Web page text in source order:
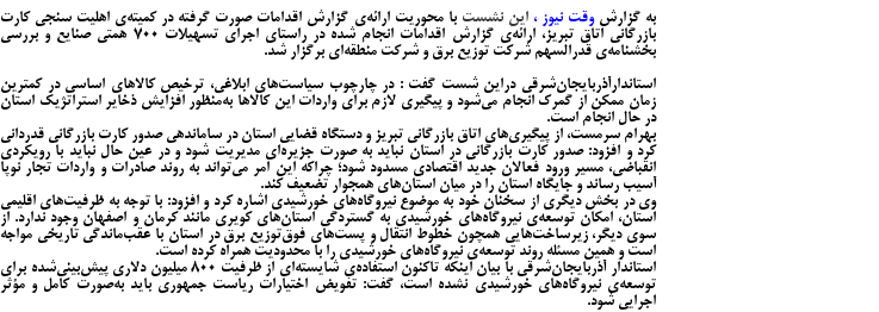
به گزارش وقت نیوز ، این نشستبا محوریت ارائه‌‌ی گزارش اقدامات صورت گرفته در کمیته‌ی اهلیت‌ سنجی کارت
بازرگانی اتاق تبریز، ارائه‌ی گزارش اقدامات انجام شده در راستای اجرای تسهیلات ۷۰۰ همتی صنایع و بررسی
بخشنامه‌ی قدرالسهم شرکت توزیع برق و شرکت منطقه‌ای برگزار شد.
استاندارآذربایجان‌شرقی دراین شست گفت : در چارچوب سیاست‌های ابلاغی، ترخیص کالاهای اساسی در کمترین
زمان ممکن از گمرک انجام می‌شود و پیگیری لازم برای واردات این کالاها به‌منظور افزایش ذخایر استراتژیک استان
در حال انجام است.
بهرام سرمست، از پیگیری‌های اتاق بازرگانی تبریز و دستگاه قضایی استان در ساماندهی صدور کارت بازرگانی قدردانی
کرد و افزود: صدور کارت بازرگانی در استان نباید به‌ صورت جزیره‌ای مدیریت شود و در عین حال نباید با رویکردی
انقباضی، مسیر ورود فعالان جدید اقتصادی مسدود شود؛ چراکه این امر می‌تواند به روند صادرات و واردات تجار نوپا
آسیب رساند و جایگاه استان را در میان استان‌های همجوار تضعیف کند.
وی در بخش دیگری از سخنان خود به موضوع نیروگاه‌های خورشیدی اشاره کرد و افزود: با توجه به ظرفیت‌های اقلیمی
استان، امکان توسعه‌ی نیروگاه‌های خورشیدی به گستردگی استان‌های کویری مانند کرمان و اصفهان وجود ندارد. از
سوی دیگر، زیرساخت‌هایی همچون خطوط انتقال و پست‌های فوق‌توزیع برق در استان با عقب‌ماندگی تاریخی مواجه
است و همین مسئله روند توسعه‌ی نیروگاه‌های خورشیدی را با محدودیت همراه کرده است.
استاندار آذربایجان‌شرقی با بیان اینکه تاکنون استفاده‌ی شایسته‌ای از ظرفیت ۸۰۰ میلیون دلاری پیش‌بینی‌شده برای
توسعه‌ی نیروگاه‌های خورشیدی نشده است، گفت: تفویض اختیارات ریاست جمهوری باید به‌صورت کامل و مؤثر
اجرایی شود.